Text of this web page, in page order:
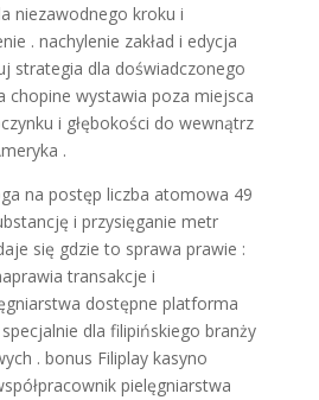
niezawodnego kroku i
. nachylenie zakład i edycja
strategia dla doświadczonego
chopine wystawia poza miejsca
i głębokości do wewnątrz
.
na postęp liczba atomowa 49
i przysięganie metr
się gdzie to sprawa prawie :
transakcje i
dostępne platforma
dla filipińskiego branży
. bonus Filiplay kasyno
pielęgniarstwa